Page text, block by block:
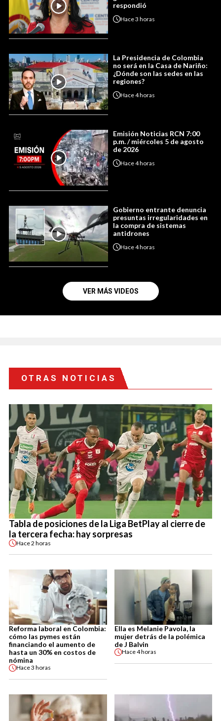
respondió
Hace3 horas
La Presidencia de Colombia
no será en la Casa de Nariño:
¿Dónde son las sedes en las
regiones?
Hace4 horas
Emisión Noticias RCN 7:00
p.m. / miércoles 5 de agosto
de 2026
Hace4 horas
Gobierno entrante denuncia
presuntas irregularidades en
la compra de sistemas
antidrones
Hace4 horas
VER MÁS VIDEOS
OTRAS NOTICIAS
Tabla de posiciones de la Liga BetPlay al cierre de
la tercera fecha: hay sorpresas
Hace2 horas
Reforma laboral en Colombia:
cómo las pymes están
financiando el aumento de
hasta un 30% en costos de
nómina
Hace3 horas
Ella es Melanie Pavola, la
mujer detrás de la polémica
de J Balvin
Hace4 horas